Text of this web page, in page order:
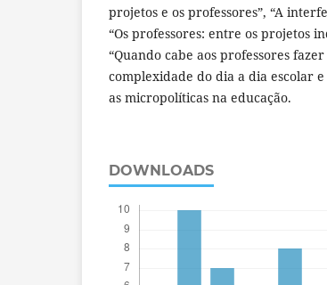
projetos e os professores”, “A
“Os professores: entre os projetos
“Quando cabe aos professores
complexidade do dia a dia escolar
as micropolíticas na educação.
DOWNLOADS